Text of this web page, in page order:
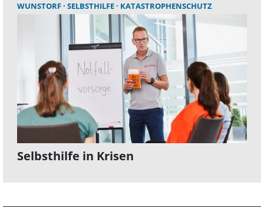
WUNSTORF SELBSTHILFE KATASTROPHENSCHUTZ
Selbsthilfe in Krisen